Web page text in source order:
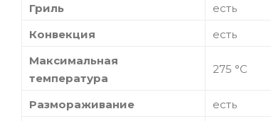
Гриль
есть
Конвекция
есть
Максимальная
температура
275 °С
Размораживание
есть